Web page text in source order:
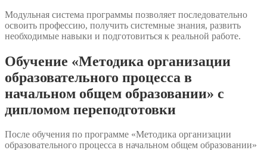
Модульная система программы позволяет последовательно
освоить профессию, получить системные знания, развить
необходимые навыки и подготовиться к реальной работе.
Обучение «Методика организации
образовательного процесса в
начальном общем образовании» с
дипломом переподготовки
После обучения по программе «Методика организации
образовательного процесса в начальном общем образовании»